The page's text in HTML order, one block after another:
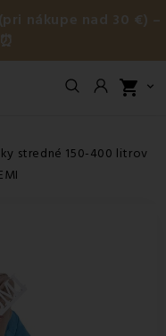
nákupe nad 30 €) –
shopping_cart 
stredné 150-400 litrov